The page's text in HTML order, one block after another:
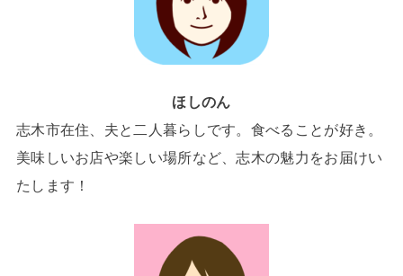
ほしのん
志木市在住、夫と二人暮らしです。食べることが好き。
美味しいお店や楽しい場所など、志木の魅力をお届けい
たします！